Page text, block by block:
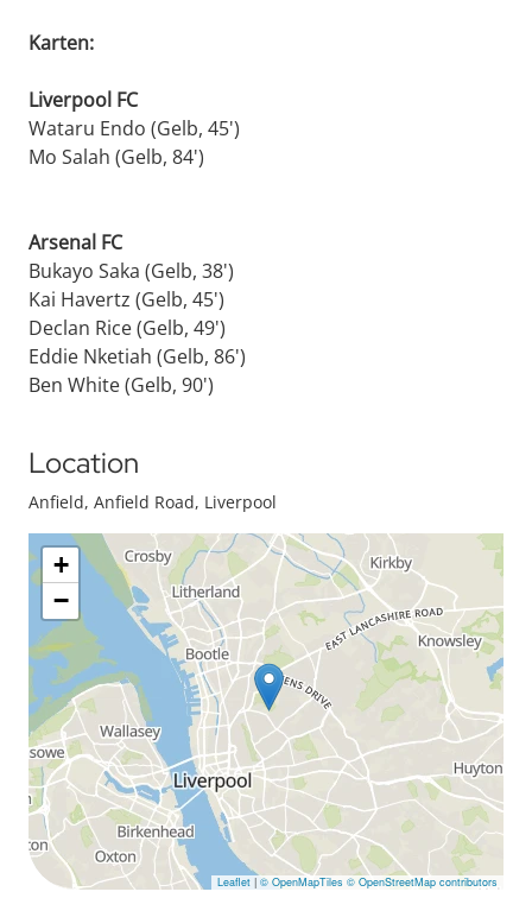
Karten:
Liverpool FC
Wataru Endo (Gelb, 45')
Mo Salah (Gelb, 84')
Arsenal FC
Bukayo Saka (Gelb, 38')
Kai Havertz (Gelb, 45')
Declan Rice (Gelb, 49')
Eddie Nketiah (Gelb, 86')
Ben White (Gelb, 90')
Location
Anfield, Anfield Road, Liverpool
+
−
Leaflet | © OpenMapTiles © OpenStreetMap contributors